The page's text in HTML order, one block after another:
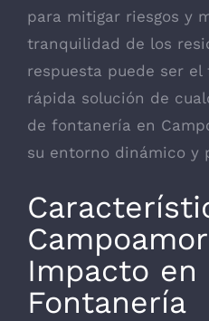
para mitigar riesgos y
tranquilidad de los
respuesta puede ser
rápida solución de
de fontanería en
su entorno dinámico y
Impacto en
Fontanería